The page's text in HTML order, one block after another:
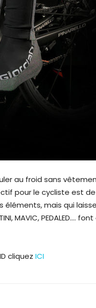
au froid sans
pour le cycliste est
mais qui
MAVIC, PEDALED….
cliquez ICI